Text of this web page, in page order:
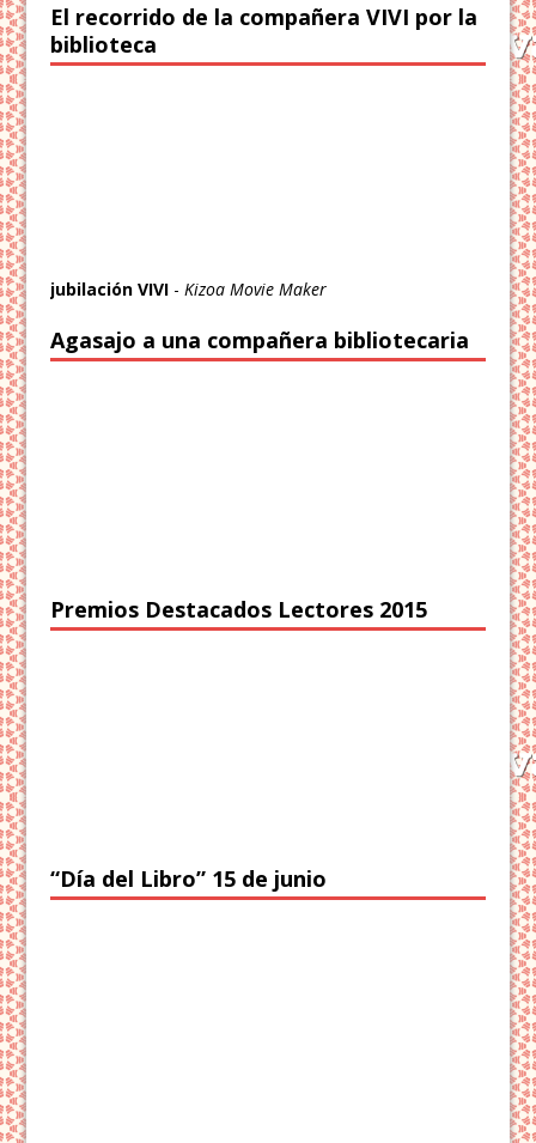
El recorrido de la compañera VIVI por la
biblioteca
jubilación VIVI - Kizoa Movie Maker
Agasajo a una compañera bibliotecaria
Premios Destacados Lectores 2015
“Día del Libro” 15 de junio